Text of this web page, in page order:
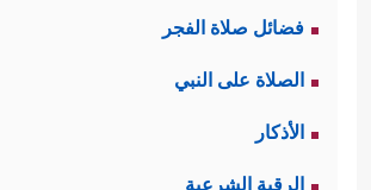
فضائل صلاة الفجر
الصلاة على النبي
الأذكار
الرقية الشرعية